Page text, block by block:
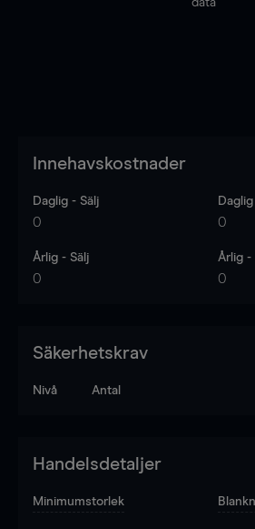
Innehavskostnader
Daglig - Sälj
0 0
Årlig - Sälj
0
Årlig -
0
Säkerhetskrav
Nivå Antal
Handelsdetaljer
Minimumstorlek